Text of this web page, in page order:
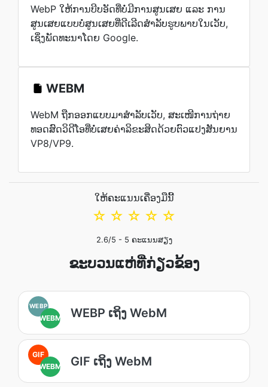
WebP ໃຫ້ການບີບອັດທີ່ບໍ່ມີການສູນເສຍ ແລະ ການ
ສູນເສຍແບບບໍ່ສູນເສຍທີ່ດີເລີດສຳລັບຮູບພາບໃນເວັບ,
ເຊິ່ງພັດທະນາໂດຍ Google.
WEBM
WebM ຖືກອອກແບບມາສຳລັບເວັບ, ສະເໜີການຖ່າຍ
ທອດສົດວິດີໂອທີ່ບໍ່ເສຍຄ່າລິຂະສິດດ້ວຍຕົວແປງສັນຍານ
VP8/VP9.
ໃຫ້ຄະແນນເຄື່ອງມືນີ້
☆
☆
☆
☆
☆
2.6/5 - 5 ຄະແນນສຽງ
ຂະບວນແຫ່ທີ່ກ່ຽວຂ້ອງ
WEBP
WEBM WEBP ເຖິງ WebM
GIF
WEBM
GIF ເຖິງ WebM